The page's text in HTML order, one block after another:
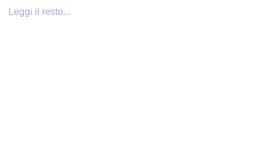
Leggi il resto...